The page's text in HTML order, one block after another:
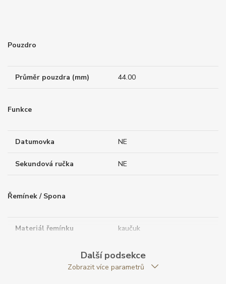
Pouzdro
Průměr pouzdra (mm) 44.00
Funkce
Datumovka NE
Sekundová ručka NE
Řemínek / Spona
Materiál řemínku kaučuk
Další podsekce
Zobrazit více parametrů